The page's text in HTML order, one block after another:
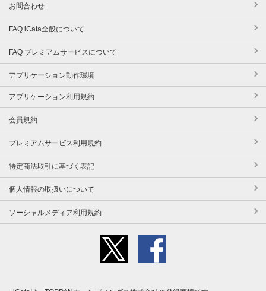
お問合わせ
FAQ iCata全般について
FAQ プレミアムサービスについて
アプリケーション動作環境
アプリケーション利用規約
会員規約
プレミアムサービス利用規約
特定商法取引に基づく表記
個人情報の取扱いについて
ソーシャルメディア利用規約